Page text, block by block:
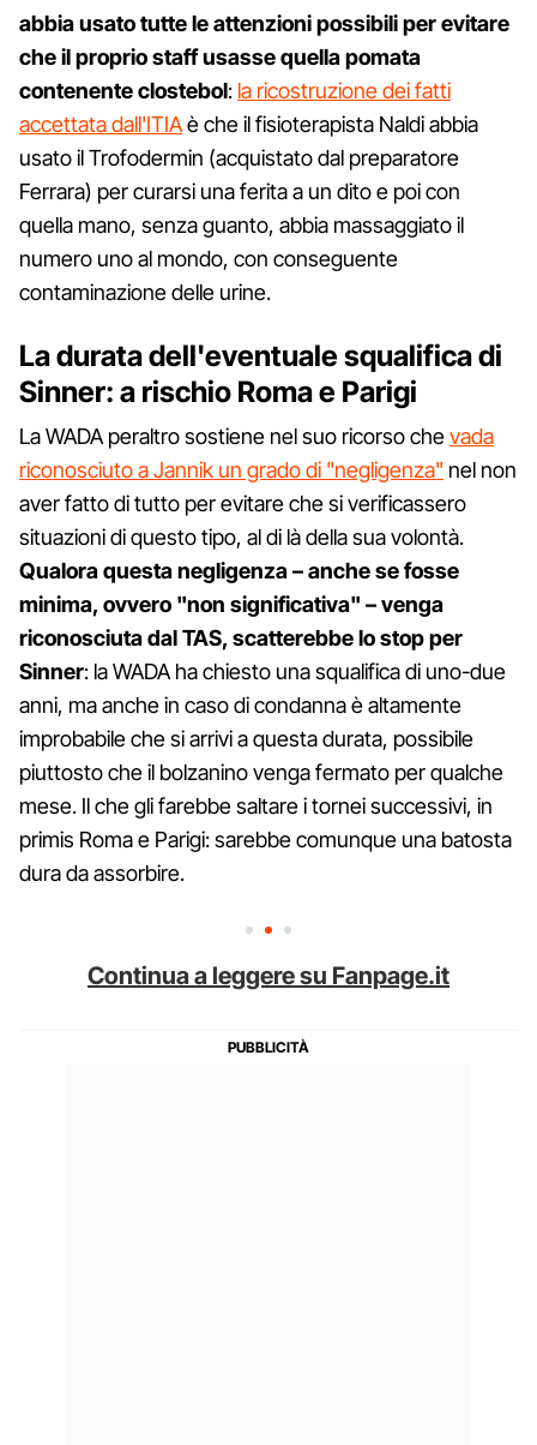
abbia usato tutte le attenzioni possibili per evitare
che il proprio staff usasse quella pomata
contenente clostebol: la ricostruzione dei fatti
accettata dall'ITIAè che il fisioterapista Naldi abbia
usato il Trofodermin (acquistato dal preparatore
Ferrara) per curarsi una ferita a un dito e poi con
quella mano, senza guanto, abbia massaggiato il
numero uno al mondo, con conseguente
contaminazione delle urine.
La durata dell'eventuale squalifica di
Sinner: a rischio Roma e Parigi
La WADA peraltro sostiene nel suo ricorso chevada
riconosciuto a Jannik un grado di "negligenza" nel non
aver fatto di tutto per evitare che si verificassero
situazioni di questo tipo, al di là della sua volontà.
Qualora questa negligenza – anche se fosse
minima, ovvero "non significativa" – venga
riconosciuta dal TAS, scatterebbe lo stop per
Sinner: la WADA ha chiesto una squalifica di uno-due
anni, ma anche in caso di condanna è altamente
improbabile che si arrivi a questa durata, possibile
piuttosto che il bolzanino venga fermato per qualche
mese. Il che gli farebbe saltare i tornei successivi, in
primis Roma e Parigi: sarebbe comunque una batosta
dura da assorbire.
Continua a leggere su Fanpage.it